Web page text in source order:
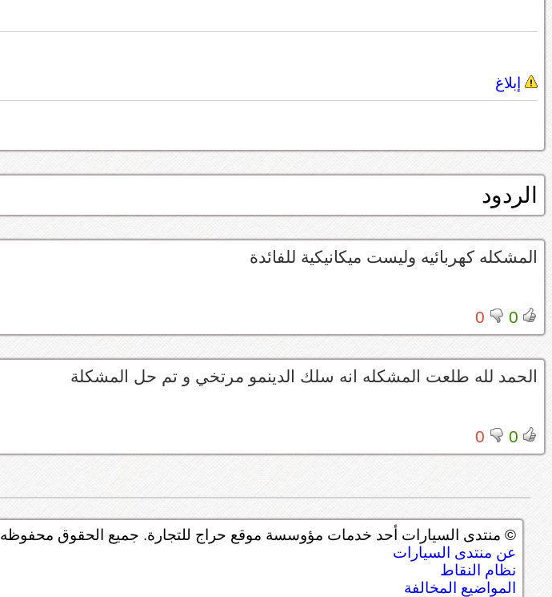
إبلاغ
الردود
المشكله كهربائيه وليست ميكانيكية للفائدة
0
0
الحمد لله طلعت المشكله انه سلك الدينمو مرتخي و تم حل المشكلة
0
0
© منتدى السيارات أحد خدمات مؤوسسة موقع حراج للتجارة. جميع الحقوق محفوظه
عن منتدى السيارات
نظام النقاط
المواضيع المخالفة